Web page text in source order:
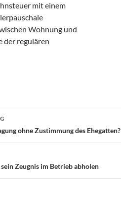
mit einem
Wohnung und
der regulären
ohne Zustimmung des Ehegatten?
Zeugnis im Betrieb abholen